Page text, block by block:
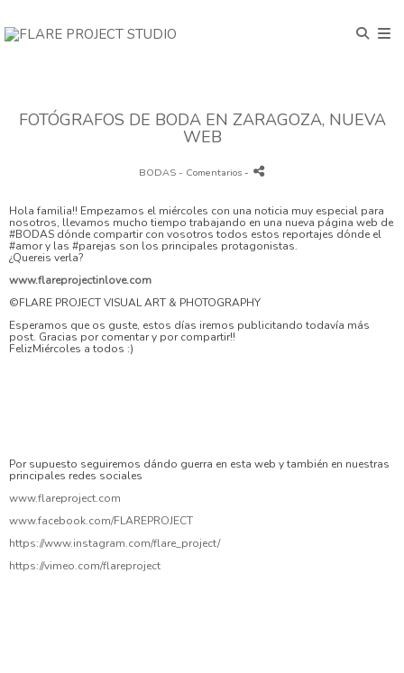
FOTÓGRAFOS DE BODA EN ZARAGOZA, NUEVA
WEB
BODAS - Comentarios -
Hola familia!! Empezamos el miércoles con una noticia muy especial para
nosotros, llevamos mucho tiempo trabajando en una nueva página web de
#BODAS dónde compartir con vosotros todos estos reportajes dónde el
#amor y las #parejas son los principales protagonistas.
¿Quereis verla?
www.flareprojectinlove.com
©FLARE PROJECT VISUAL ART & PHOTOGRAPHY
Esperamos que os guste, estos días iremos publicitando todavía más
post. Gracias por comentar y por compartir!!
FelizMiércoles a todos :)
Por supuesto seguiremos dándo guerra en esta web y también en nuestras
principales redes sociales
www.flareproject.com
www.facebook.com/FLAREPROJECT
https://www.instagram.com/flare_project/
https://vimeo.com/flareproject